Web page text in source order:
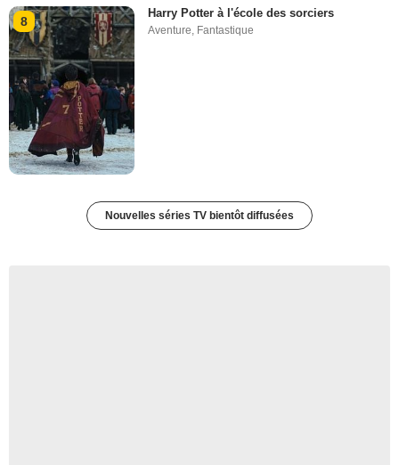
8
Harry Potter à l'école des sorciers
Aventure, Fantastique
Nouvelles séries TV bientôt diffusées